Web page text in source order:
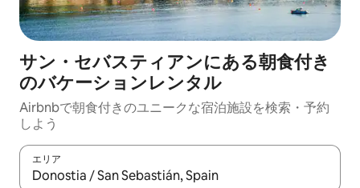
サン・セバスティアンにある朝食付き
のバケーションレンタル
Airbnbで朝食付きのユニークな宿泊施設を検索・予約
しよう
エリア
検索結果が表示されたら、上下の矢印キーを使って移動するか